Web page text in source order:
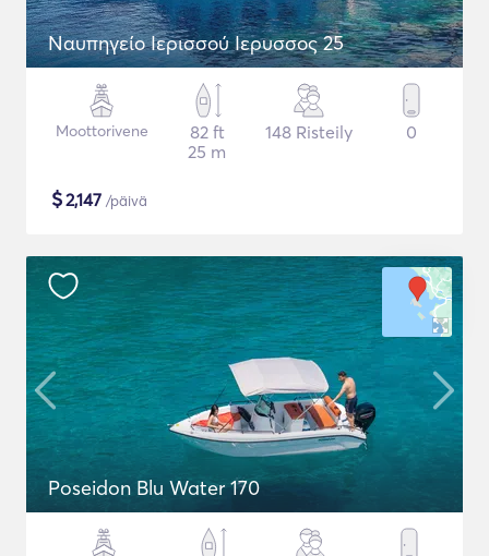
Ναυπηγείο Ιερισσού Ιερυσσος 25
Moottorivene
82 ft
25 m
148 Risteily 0
$2,147 /päivä
Poseidon Blu Water 170